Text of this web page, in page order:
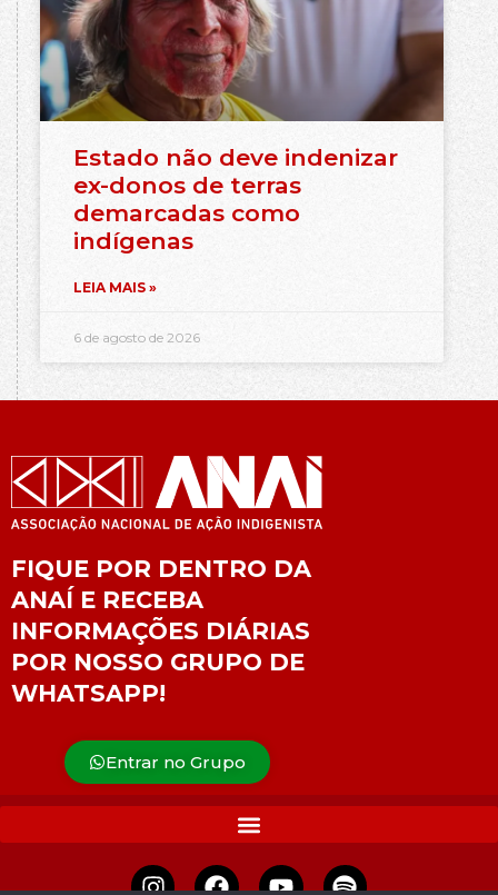
Estado não deve indenizar
ex-donos de terras
demarcadas como
indígenas
LEIA MAIS »
6 de agosto de 2026
FIQUE POR DENTRO DA
ANAÍ E RECEBA
INFORMAÇÕES DIÁRIAS
POR NOSSO GRUPO DE
WHATSAPP!
Entrar no Grupo